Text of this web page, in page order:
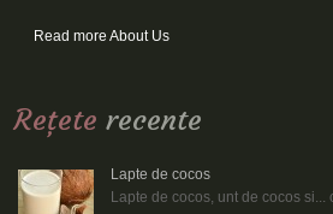
Read more About Us
Reţete recente
Lapte de cocos
Lapte de cocos, unt de cocos si...